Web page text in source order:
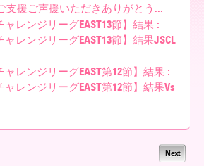
支援ご声援いただきありがとう...
ャレンジリーグEAST13節】結果 :
ャレンジリーグEAST13節】結果JSCL
ャレンジリーグEAST第12節】結果 :
ャレンジリーグEAST第12節】結果Vs
Next